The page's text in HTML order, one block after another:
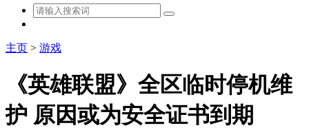
主页 > 游戏
《英雄联盟》全区临时停机维
护 原因或为安全证书到期